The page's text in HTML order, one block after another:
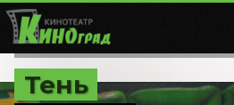
Тень